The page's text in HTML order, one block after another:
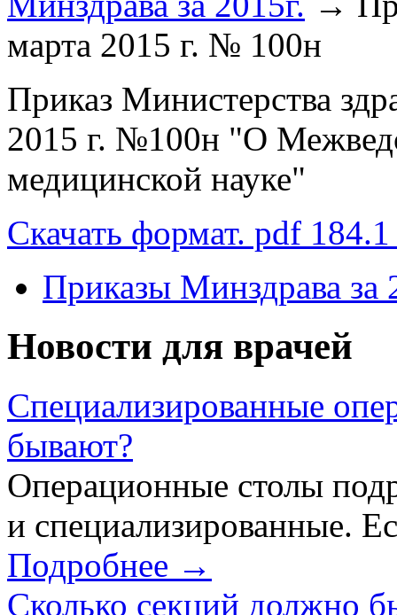
марта 2015 г. № 100н
Приказ Министерства
2015 г. №100н "О
медицинской науке"
Скачать формат. pdf
Приказы Минздрава за
Новости для врачей
Специализированные
бывают?
Операционные столы
и специализированные.
Подробнее →
Сколько секций должно